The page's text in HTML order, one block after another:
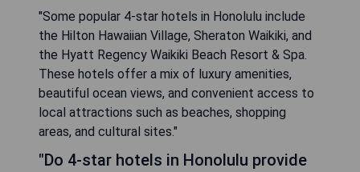
"Some popular 4-star hotels in Honolulu include
the Hilton Hawaiian Village, Sheraton Waikiki, and
the Hyatt Regency Waikiki Beach Resort & Spa.
These hotels offer a mix of luxury amenities,
beautiful ocean views, and convenient access to
local attractions such as beaches, shopping
areas, and cultural sites."
"Do 4-star hotels in Honolulu provide